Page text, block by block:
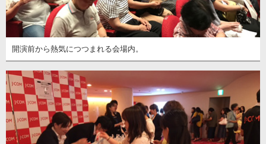
開演前から熱気につつまれる会場内。